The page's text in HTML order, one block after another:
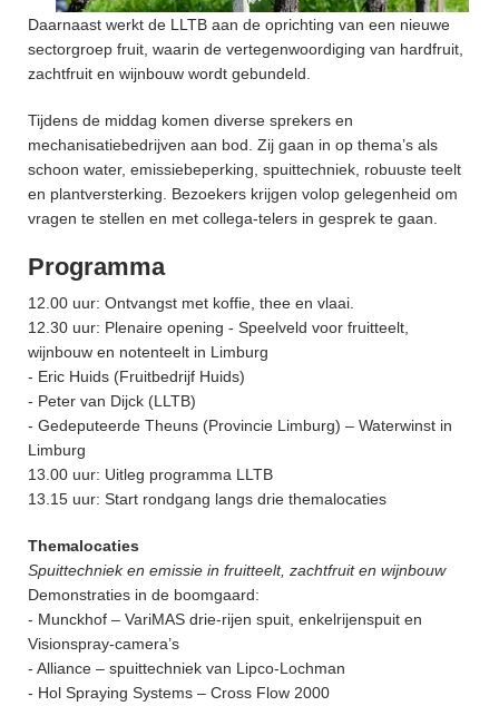
Daarnaast werkt de LLTB aan de oprichting van een nieuwe
sectorgroep fruit, waarin de vertegenwoordiging van hardfruit,
zachtfruit en wijnbouw wordt gebundeld.
Tijdens de middag komen diverse sprekers en
mechanisatiebedrijven aan bod. Zij gaan in op thema’s als
schoon water, emissiebeperking, spuittechniek, robuuste teelt
en plantversterking. Bezoekers krijgen volop gelegenheid om
vragen te stellen en met collega‑telers in gesprek te gaan.
Programma
12.00 uur: Ontvangst met koffie, thee en vlaai.
12.30 uur: Plenaire opening - Speelveld voor fruitteelt,
wijnbouw en notenteelt in Limburg
- Eric Huids (Fruitbedrijf Huids)
- Peter van Dijck (LLTB)
- Gedeputeerde Theuns (Provincie Limburg) – Waterwinst in
Limburg
13.00 uur: Uitleg programma LLTB
13.15 uur: Start rondgang langs drie themalocaties
Themalocaties
Spuittechniek en emissie in fruitteelt, zachtfruit en wijnbouw
Demonstraties in de boomgaard:
- Munckhof – VariMAS drie‑rijen spuit, enkelrijenspuit en
Visionspray‑camera’s
- Alliance – spuittechniek van Lipco‑Lochman
- Hol Spraying Systems – Cross Flow 2000